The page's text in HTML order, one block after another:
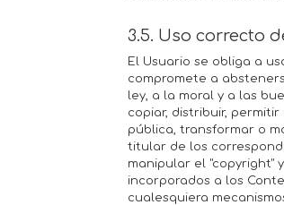
3.5. Uso correcto
El Usuario se obliga a
compromete a
ley, a la moral y a las
copiar, distribuir,
pública, transformar o
titular de los
manipular el "copyright"
incorporados a los
cualesquiera